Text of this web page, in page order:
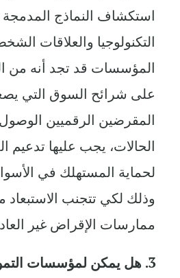
استكشاف النماذج المدمجة
التكنولوجيا والعلاقات
المؤسسات قد تجد أنه من
على شرائح السوق التي
المقرضين الرقميين الوصول
الحالات، يجب عليها تدعيم
لحماية المستهلك في
وذلك لكي تتجنب
ممارسات الإقراض غير
3. هل يمكن لمؤسسات